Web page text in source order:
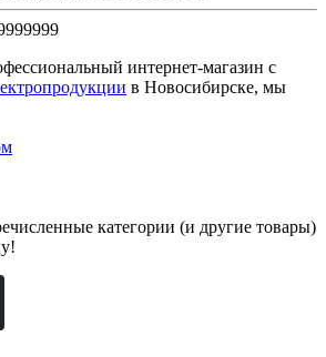
интернет-магазин с
в Новосибирске, мы
категории (и другие товары)